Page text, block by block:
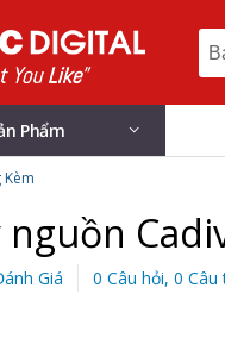
Phẩm
Kèm
nguồn
Giá 0 Câu hỏi, 0 Câu